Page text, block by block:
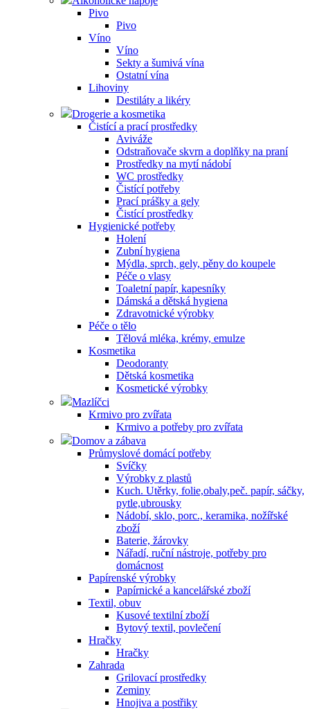
Pivo
Pivo
Víno
Víno
Sekty a šumivá vína
Ostatní vína
Lihoviny
Destiláty a likéry
Drogerie a kosmetika
Čistící a prací prostředky
Aviváže
Odstraňovače skvrn a doplňky na praní
Prostředky na mytí nádobí
WC prostředky
Čistící potřeby
Prací prášky a gely
Čistící prostředky
Hygienické potřeby
Holení
Zubní hygiena
Mýdla, sprch, gely, pěny do koupele
Péče o vlasy
Toaletní papír, kapesníky
Dámská a dětská hygiena
Zdravotnické výrobky
Péče o tělo
Tělová mléka, krémy, emulze
Kosmetika
Deodoranty
Dětská kosmetika
Kosmetické výrobky
Mazlíčci
Krmivo pro zvířata
Krmivo a potřeby pro zvířata
Domov a zábava
Průmyslové domácí potřeby
Svíčky
Výrobky z plastů
Kuch. Utěrky, folie,obaly,peč. papír, sáčky,
pytle,ubrousky
Nádobí, sklo, porc., keramika, nožířské
zboží
Baterie, žárovky
Nářadí, ruční nástroje, potřeby pro
domácnost
Papírenské výrobky
Papírnické a kancelářské zboží
Textil, obuv
Kusové textilní zboží
Bytový textil, povlečení
Hračky
Hračky
Zahrada
Grilovací prostředky
Zeminy
Hnojiva a postřiky